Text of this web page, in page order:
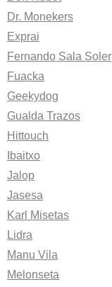
Dr. Monekers
Exprai
Fernando Sala Soler
Fuacka
Geekydog
Gualda Trazos
Hittouch
Ibaitxo
Jalop
Jasesa
Karl Misetas
Lidra
Manu Vila
Melonseta